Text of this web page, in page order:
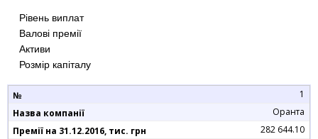
Рівень виплат
Валові премії
Активи
Розмір капіталу
1
Оранта
282 644.10